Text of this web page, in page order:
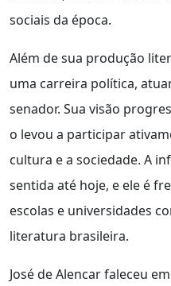
sociais da época.
Além de sua produção
uma carreira política,
senador. Sua visão
o levou a participar
cultura e a sociedade. A
sentida até hoje, e ele é
escolas e universidades
literatura brasileira.
José de Alencar faleceu